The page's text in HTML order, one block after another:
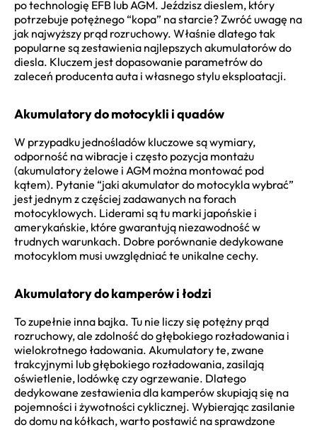
po technologię EFB lub AGM. Jeździsz dieslem, który
potrzebuje potężnego “kopa” na starcie? Zwróć uwagę na
jak najwyższy prąd rozruchowy. Właśnie dlatego tak
popularne są zestawienia najlepszych akumulatorów do
diesla. Kluczem jest dopasowanie parametrów do
zaleceń producenta auta i własnego stylu eksploatacji.
Akumulatory do motocykli i quadów
W przypadku jednośladów kluczowe są wymiary,
odporność na wibracje i często pozycja montażu
(akumulatory żelowe i AGM można montować pod
kątem). Pytanie “jaki akumulator do motocykla wybrać”
jest jednym z częściej zadawanych na forach
motocyklowych. Liderami są tu marki japońskie i
amerykańskie, które gwarantują niezawodność w
trudnych warunkach. Dobre porównanie dedykowane
motocyklom musi uwzględniać te unikalne cechy.
Akumulatory do kamperów i łodzi
To zupełnie inna bajka. Tu nie liczy się potężny prąd
rozruchowy, ale zdolność do głębokiego rozładowania i
wielokrotnego ładowania. Akumulatory te, zwane
trakcyjnymi lub głębokiego rozładowania, zasilają
oświetlenie, lodówkę czy ogrzewanie. Dlatego
dedykowane zestawienia dla kamperów skupiają się na
pojemności i żywotności cyklicznej. Wybierając zasilanie
do domu na kółkach, warto postawić na sprawdzone